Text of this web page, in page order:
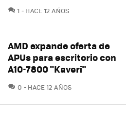
1 COMENTARIOS
HACE 12 AÑOS
AMD expande oferta de
APUs para escritorio con
A10-7800 "Kaveri"
0 COMENTARIOS
HACE 12 AÑOS